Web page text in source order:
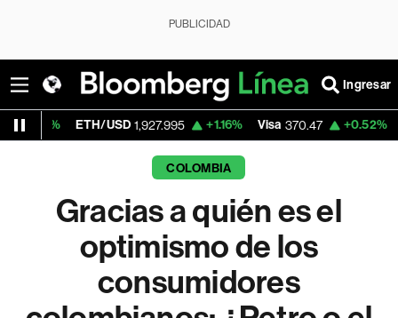
PUBLICIDAD
Ingresar
USD 1,927.995 +1.16% Visa 370.47 +0.52%
COLOMBIA
Gracias a quién es el
optimismo de los
consumidores